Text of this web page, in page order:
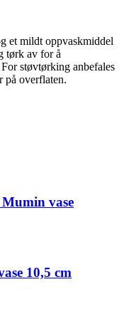
et mildt oppvaskmiddel
tørk av for å
støvtørking anbefales
på overflaten.
vase
10,5 cm